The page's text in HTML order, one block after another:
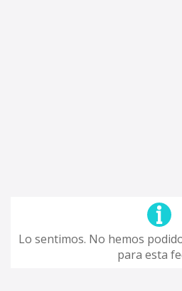
Lo sentimos. No hemos
para esta